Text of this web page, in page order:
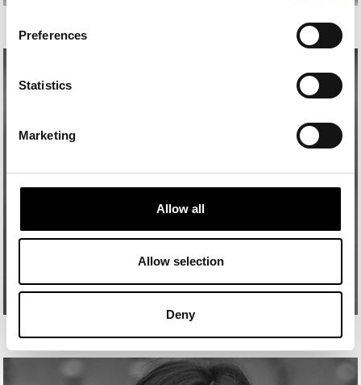
Preferences
Statistics
Marketing
Allow all
Allow selection
Deny